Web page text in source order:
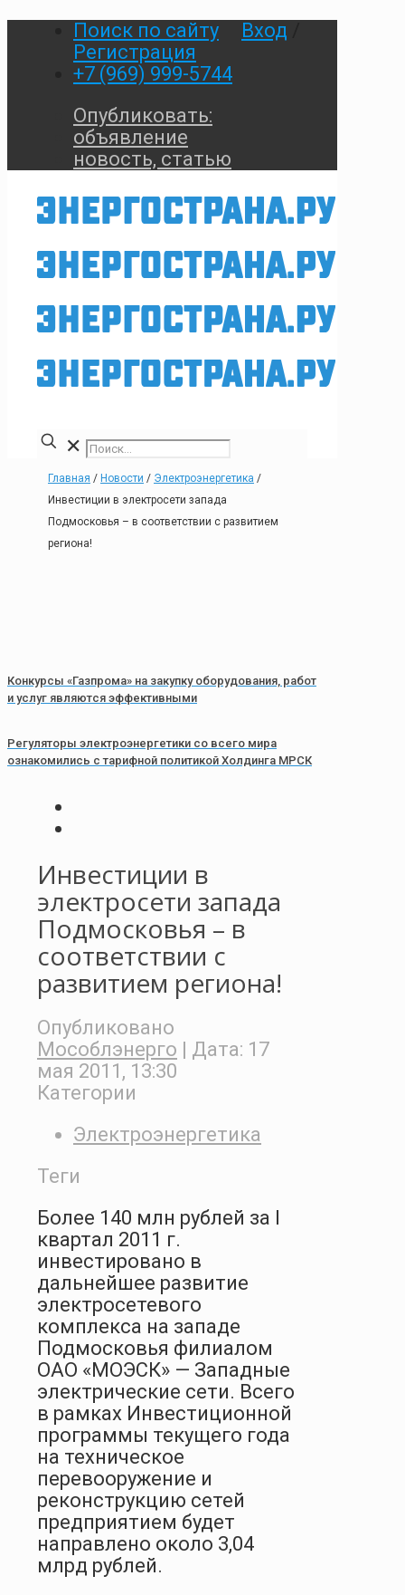
Поиск по сайту Вход
Регистрация
+7 (969) 999-5744
Опубликовать:
объявление
новость, статью
✕
Главная / Новости / Электроэнергетика /
Инвестиции в электросети запада
Подмосковья – в соответствии с развитием
региона!
Конкурсы «Газпрома» на закупку оборудования, работ
и услуг являются эффективными
Регуляторы электроэнергетики со всего мира
ознакомились с тарифной политикой Холдинга МРСК
Инвестиции в
электросети запада
Подмосковья – в
соответствии с
развитием региона!
Опубликовано
Мособлэнерго
| Дата: 17
мая 2011, 13:30
Категории
Электроэнергетика
Теги
Более 140 млн рублей за I
квартал 2011 г.
инвестировано в
дальнейшее развитие
электросетевого
комплекса на западе
Подмосковья филиалом
ОАО «МОЭСК» — Западные
электрические сети. Всего
в рамках Инвестиционной
программы текущего года
на техническое
перевооружение и
реконструкцию сетей
предприятием будет
направлено около 3,04
млрд рублей.